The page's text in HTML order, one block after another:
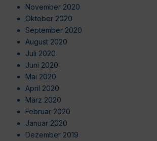
November 2020
Oktober 2020
September 2020
August 2020
Juli 2020
Juni 2020
Mai 2020
April 2020
März 2020
Februar 2020
Januar 2020
Dezember 2019